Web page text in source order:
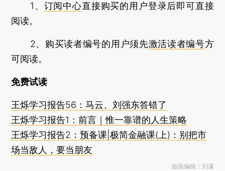
1、 订阅中心直接购买的用户登录后即可直接
阅读。
2、购买读者编号的用户须先激活读者编号方
可阅读。
免费试读
王烁学习报告56：马云、刘强东答错了
王烁学习报告1：前言｜惟一靠谱的人生策略
王烁学习报告2：预备课|极简金融课(上)：别把市
场当敌人，要当朋友
版面编辑：刘潇